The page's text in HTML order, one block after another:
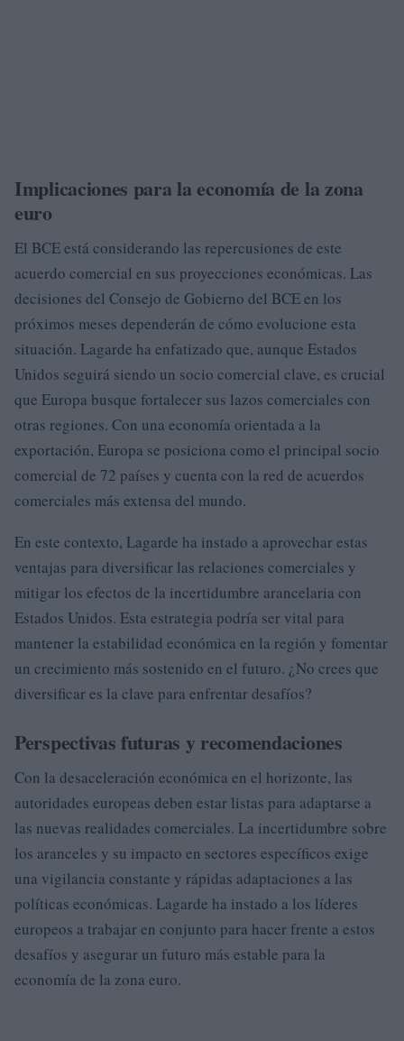
Implicaciones para la economía de la zona
euro
El BCE está considerando las repercusiones de este
acuerdo comercial en sus proyecciones económicas. Las
decisiones del Consejo de Gobierno del BCE en los
próximos meses dependerán de cómo evolucione esta
situación. Lagarde ha enfatizado que, aunque Estados
Unidos seguirá siendo un socio comercial clave, es crucial
que Europa busque fortalecer sus lazos comerciales con
otras regiones. Con una economía orientada a la
exportación, Europa se posiciona como el principal socio
comercial de 72 países y cuenta con la red de acuerdos
comerciales más extensa del mundo.
En este contexto, Lagarde ha instado a aprovechar estas
ventajas para diversificar las relaciones comerciales y
mitigar los efectos de la incertidumbre arancelaria con
Estados Unidos. Esta estrategia podría ser vital para
mantener la estabilidad económica en la región y fomentar
un crecimiento más sostenido en el futuro. ¿No crees que
diversificar es la clave para enfrentar desafíos?
Perspectivas futuras y recomendaciones
Con la desaceleración económica en el horizonte, las
autoridades europeas deben estar listas para adaptarse a
las nuevas realidades comerciales. La incertidumbre sobre
los aranceles y su impacto en sectores específicos exige
una vigilancia constante y rápidas adaptaciones a las
políticas económicas. Lagarde ha instado a los líderes
europeos a trabajar en conjunto para hacer frente a estos
desafíos y asegurar un futuro más estable para la
economía de la zona euro.